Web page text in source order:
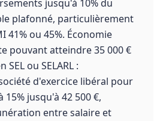
jusqu'à 10% du
plafonné, particulièrement
41% ou 45%. Économie
pouvant atteindre 35 000 €
SEL ou SELARL :
d'exercice libéral pour
15% jusqu'à 42 500 €,
entre salaire et